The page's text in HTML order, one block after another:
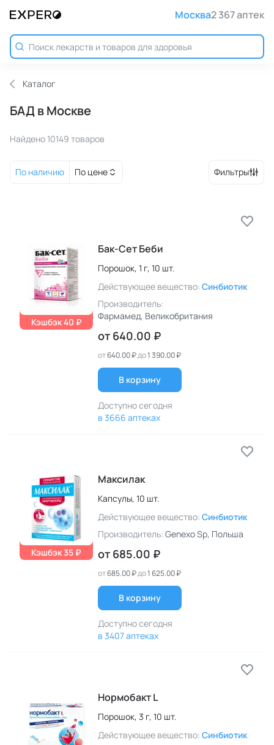
Москва2 367 аптек
Каталог
БАД в Москве
Найдено 10149 товаров
По наличию По цене Фильтры
Кэшбэк 40 ₽
Бак-Сет Беби
Порошок, 1 г, 10 шт.
Действующее вещество: Синбиотик
Производитель:
Фармамед, Великобритания
от 640.00 ₽
от640.00 ₽до1 390.00 ₽
В корзину
Доступно сегодня
в 3666 аптеках
Кэшбэк 35 ₽
Максилак
Капсулы, 10 шт.
Действующее вещество: Синбиотик
Производитель: Genexo Sp, Польша
от 685.00 ₽
от685.00 ₽до1 625.00 ₽
В корзину
Доступно сегодня
в 3407 аптеках
Нормобакт L
Порошок, 3 г, 10 шт.
Действующее вещество: Синбиотик